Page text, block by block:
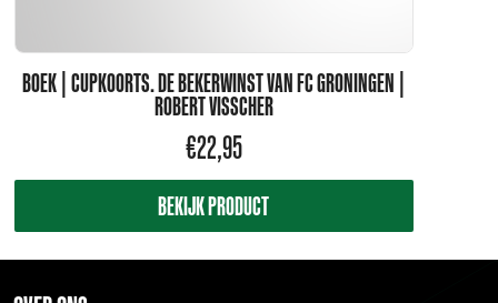
BOEK | CUPKOORTS. DE BEKERWINST VAN FC GRONINGEN |
ROBERT VISSCHER
€22,95
BEKIJK PRODUCT